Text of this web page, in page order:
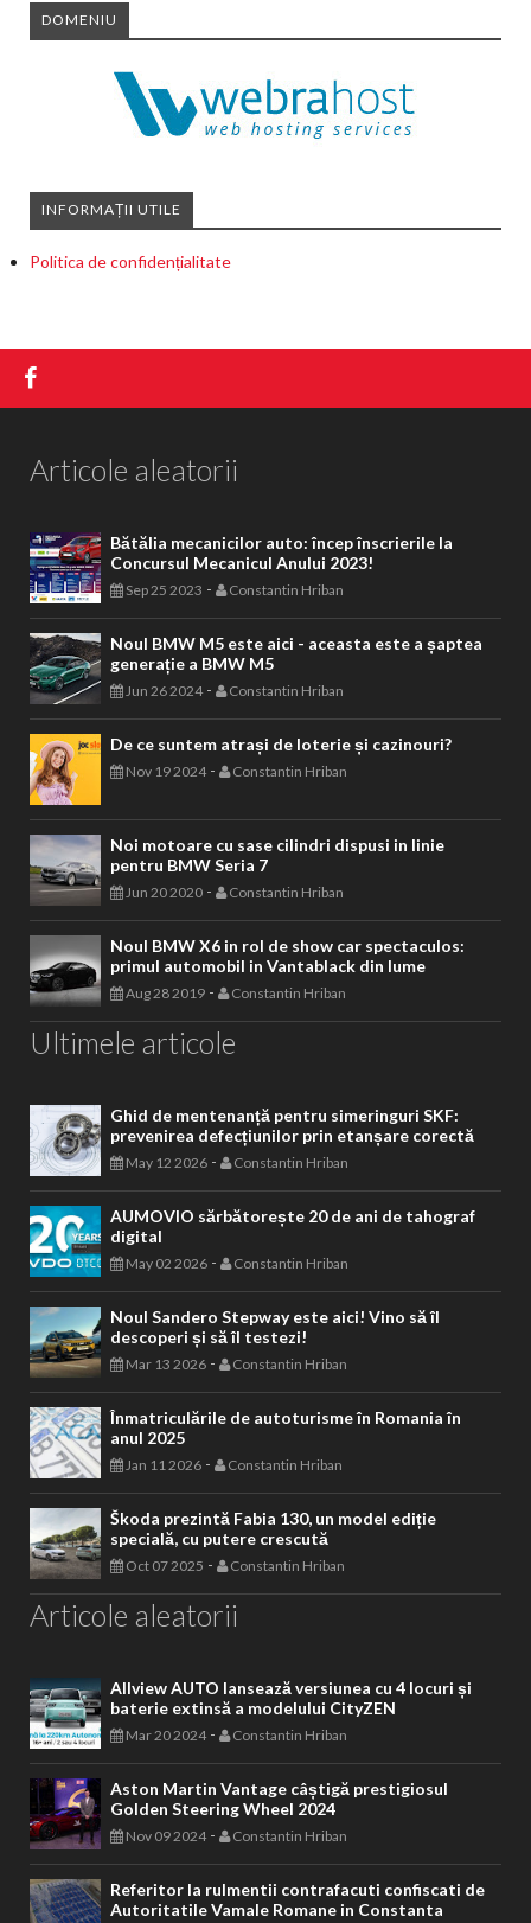
DOMENIU
INFORMAȚII UTILE
Politica de confidențialitate
Articole aleatorii
Bătălia mecanicilor auto: încep înscrierile la
Concursul Mecanicul Anului 2023!
Sep 25 2023 - Constantin Hriban
Noul BMW M5 este aici - aceasta este a șaptea
generație a BMW M5
Jun 26 2024- Constantin Hriban
De ce suntem atrași de loterie și cazinouri?
Nov 19 2024- Constantin Hriban
Noi motoare cu sase cilindri dispusi in linie
pentru BMW Seria 7
Jun 20 2020 - Constantin Hriban
Noul BMW X6 in rol de show car spectaculos:
primul automobil in Vantablack din lume
Aug 28 2019 - Constantin Hriban
Ultimele articole
Ghid de mentenanță pentru simeringuri SKF:
prevenirea defecțiunilor prin etanșare corectă
May 12 2026 - Constantin Hriban
AUMOVIO sărbătorește 20 de ani de tahograf
digital
May 02 2026 - Constantin Hriban
Noul Sandero Stepway este aici! Vino să îl
descoperi și să îl testezi!
Mar 13 2026 - Constantin Hriban
Înmatriculările de autoturisme în Romania în
anul 2025
Jan 11 2026 - Constantin Hriban
Škoda prezintă Fabia 130, un model ediție
specială, cu putere crescută
Oct 07 2025 - Constantin Hriban
Articole aleatorii
Allview AUTO lansează versiunea cu 4 locuri și
baterie extinsă a modelului CityZEN
Mar 20 2024- Constantin Hriban
Aston Martin Vantage câștigă prestigiosul
Golden Steering Wheel 2024
Nov 09 2024- Constantin Hriban
Referitor la rulmentii contrafacuti confiscati de
Autoritatile Vamale Romane in Constanta